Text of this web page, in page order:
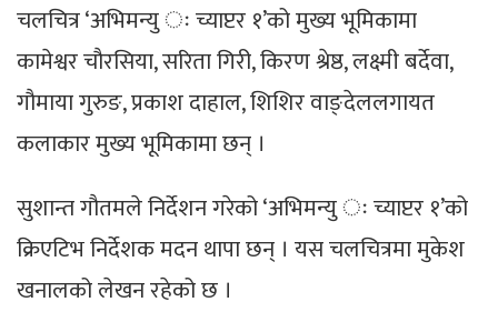
चलचित्र ‘अभिमन्यु ः च्याप्टर १’को मुख्य भूमिकामा
कामेश्वर चौरसिया, सरिता गिरी, किरण श्रेष्ठ, लक्ष्मी बर्देवा,
गौमाया गुरुङ, प्रकाश दाहाल, शिशिर वाङ्देललगायत
कलाकार मुख्य भूमिकामा छन् ।
सुशान्त गौतमले निर्देशन गरेको ‘अभिमन्यु ः च्याप्टर १’को
क्रिएटिभ निर्देशक मदन थापा छन् । यस चलचित्रमा मुकेश
खनालको लेखन रहेको छ ।